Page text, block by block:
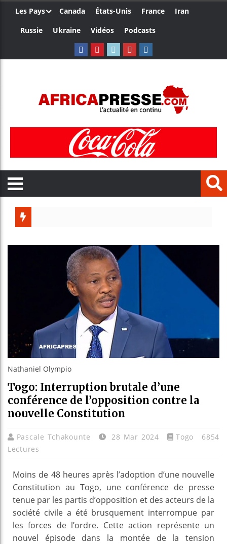
Les Pays Canada États-Unis France
Iran
Russie
Ukraine Vidéos Podcasts
Bénin :
Aliko
Nathaniel Olympio
Togo: Interruption brutale d’une
conférence de l’opposition contre la
nouvelle Constitution
Pascale Tchakounte 28 Mar 2024 Togo
6854
Lectures
Moins de 48 heures après l’adoption d’une nouvelle
Constitution au Togo, une conférence de presse
tenue par les partis d’opposition et des acteurs de la
société civile a été brusquement interrompue par
les forces de l’ordre. Cette action représente un
nouvel épisode dans la montée de la tension